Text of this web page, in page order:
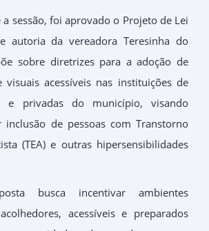
a sessão, foi aprovado o Projeto de Lei
autoria da vereadora Teresinha do
sobre diretrizes para a adoção de
visuais acessíveis nas instituições de
e privadas do município, visando
de pessoas com Transtorno
(TEA) e outras hipersensibilidades
busca incentivar ambientes
acessíveis e preparados